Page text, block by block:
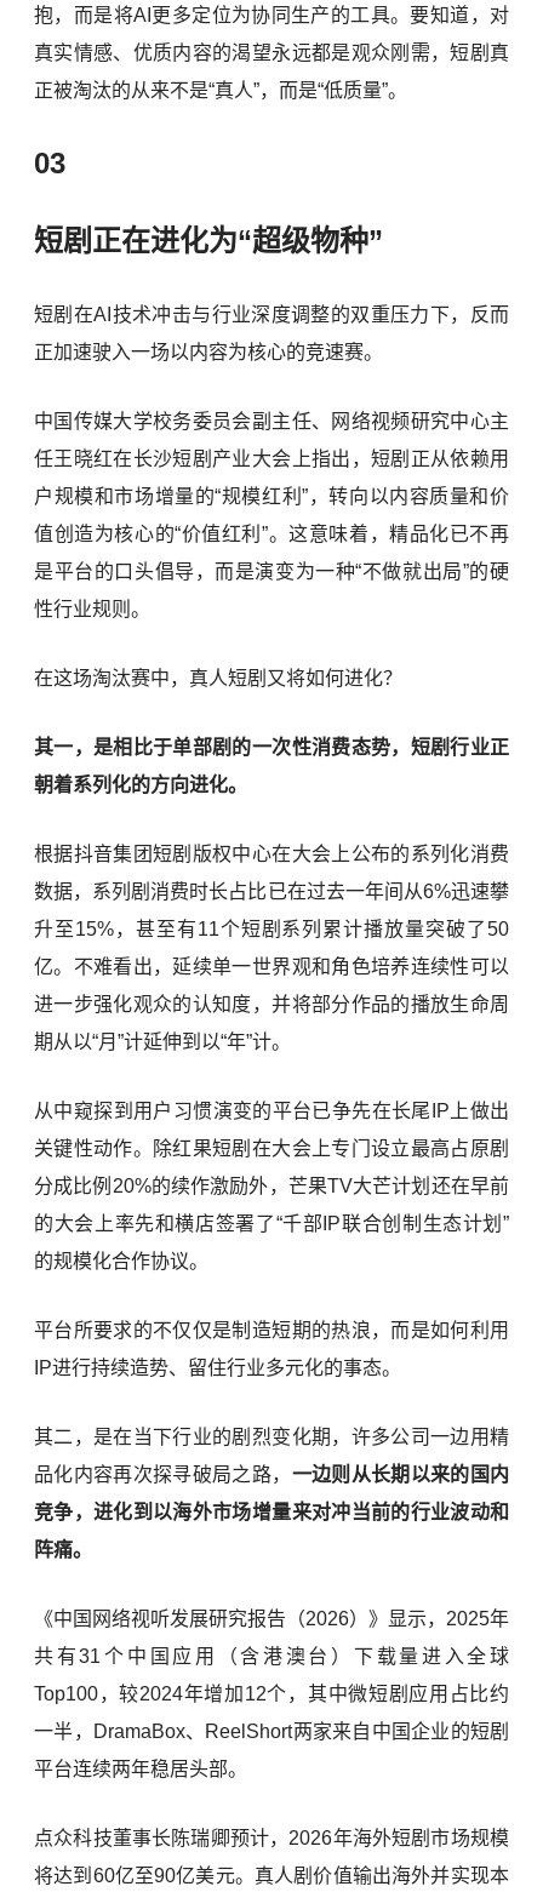
抱，而是将AI更多定位为协同生产的工具。要知道，对
真实情感、优质内容的渴望永远都是观众刚需，短剧真
正被淘汰的从来不是“真人”，而是“低质量”。
03
短剧正在进化为“超级物种”
短剧在AI技术冲击与行业深度调整的双重压力下，反而
正加速驶入一场以内容为核心的竞速赛。
中国传媒大学校务委员会副主任、网络视频研究中心主
任王晓红在长沙短剧产业大会上指出，短剧正从依赖用
户规模和市场增量的“规模红利”，转向以内容质量和价
值创造为核心的“价值红利”。这意味着，精品化已不再
是平台的口头倡导，而是演变为一种“不做就出局”的硬
性行业规则。
在这场淘汰赛中，真人短剧又将如何进化？
其一，是相比于单部剧的一次性消费态势，短剧行业正
朝着系列化的方向进化。
根据抖音集团短剧版权中心在大会上公布的系列化消费
数据，系列剧消费时长占比已在过去一年间从6%迅速攀
升至15%，甚至有11个短剧系列累计播放量突破了50
亿。不难看出，延续单一世界观和角色培养连续性可以
进一步强化观众的认知度，并将部分作品的播放生命周
期从以“月”计延伸到以“年”计。
从中窥探到用户习惯演变的平台已争先在长尾IP上做出
关键性动作。除红果短剧在大会上专门设立最高占原剧
分成比例20%的续作激励外，芒果TV大芒计划还在早前
的大会上率先和横店签署了“千部IP联合创制生态计划”
的规模化合作协议。
平台所要求的不仅仅是制造短期的热浪，而是如何利用
IP进行持续造势、留住行业多元化的事态。
其二，是在当下行业的剧烈变化期，许多公司一边用精
品化内容再次探寻破局之路， 一边则从长期以来的国内
竞争，进化到以海外市场增量来对冲当前的行业波动和
阵痛。
《中国网络视听发展研究报告（2026）》显示，2025年
共有31个中国应用（含港澳台）下载量进入全球
Top100，较2024年增加12个，其中微短剧应用占比约
一半，DramaBox、ReelShort两家来自中国企业的短剧
平台连续两年稳居头部。
点众科技董事长陈瑞卿预计，2026年海外短剧市场规模
将达到60亿至90亿美元。真人剧价值输出海外并实现本